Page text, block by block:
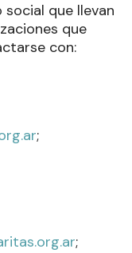
que llevan
que
con:
;
;